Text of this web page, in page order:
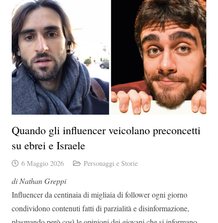
Quando gli influencer veicolano preconcetti
su ebrei e Israele
6 Maggio 2026 Personaggi e Storie
di Nathan Greppi
Influencer da centinaia di migliaia di follower ogni giorno
condividono contenuti fatti di parzialità e disinformazione,